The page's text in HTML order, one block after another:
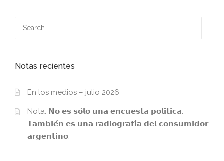
Notas recientes
En los medios – julio 2026
Nota: 𝗡𝗼 𝗲𝘀 𝘀𝗼́𝗹𝗼 𝘂𝗻𝗮 𝗲𝗻𝗰𝘂𝗲𝘀𝘁𝗮 𝗽𝗼𝗹𝗶́𝘁𝗶𝗰𝗮.
𝗧𝗮𝗺𝗯𝗶𝗲́𝗻 𝗲𝘀 𝘂𝗻𝗮 𝗿𝗮𝗱𝗶𝗼𝗴𝗿𝗮𝗳𝗶́𝗮 𝗱𝗲𝗹 𝗰𝗼𝗻𝘀𝘂𝗺𝗶𝗱𝗼𝗿
𝗮𝗿𝗴𝗲𝗻𝘁𝗶𝗻𝗼.